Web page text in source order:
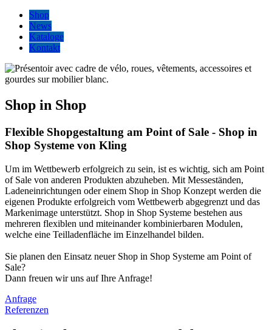
Shop
News
Kataloge
Kontakt
Shop in Shop
Flexible Shopgestaltung am Point of Sale - Shop in
Shop Systeme von Kling
Um im Wettbewerb erfolgreich zu sein, ist es wichtig, sich am Point
of Sale von anderen Produkten abzuheben. Mit Messeständen,
Ladeneinrichtungen oder einem Shop in Shop Konzept werden die
eigenen Produkte erfolgreich vom Wettbewerb abgegrenzt und das
Markenimage unterstützt. Shop in Shop Systeme bestehen aus
mehreren flexiblen und miteinander kombinierbaren Modulen,
welche eine Teilladenfläche im Einzelhandel bilden.
Sie planen den Einsatz neuer Shop in Shop Systeme am Point of
Sale?
Dann freuen wir uns auf Ihre Anfrage!
Anfrage
Referenzen